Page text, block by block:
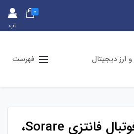
حس
اب
0
ارز دیجیتال فهرست
پلتفرمِ NFT فوتبال فانتزی Sorare،